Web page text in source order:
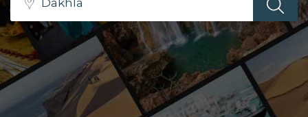
Service
Pro